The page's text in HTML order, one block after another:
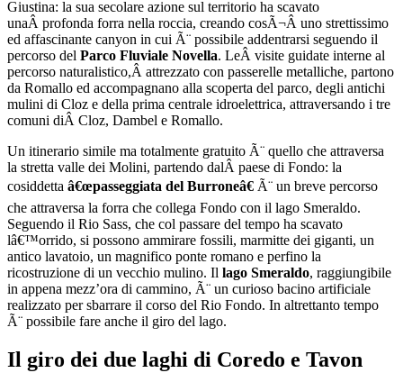
Giustina: la sua secolare azione sul territorio ha scavato
unaÂ profonda forra nella roccia, creando cosÃ¬Â uno strettissimo
ed affascinante canyon in cui Ã¨ possibile addentrarsi seguendo il
percorso del Parco Fluviale Novella. LeÂ visite guidate interne al
percorso naturalistico,Â attrezzato con passerelle metalliche, partono
da Romallo ed accompagnano alla scoperta del parco, degli antichi
mulini di Cloz e della prima centrale idroelettrica, attraversando i tre
comuni diÂ Cloz, Dambel e Romallo.
Un itinerario simile ma totalmente gratuito Ã¨ quello che attraversa
la stretta valle dei Molini, partendo dalÂ paese di Fondo: la
cosiddetta â€œpasseggiata del Burroneâ€ Ã¨ un breve percorso
che attraversa la forra che collega Fondo con il lago Smeraldo.
Seguendo il Rio Sass, che col passare del tempo ha scavato
lâ€™orrido, si possono ammirare fossili, marmitte dei giganti, un
antico lavatoio, un magnifico ponte romano e perfino la
ricostruzione di un vecchio mulino. Il lago Smeraldo, raggiungibile
in appena mezz’ora di cammino, Ã¨ un curioso bacino artificiale
realizzato per sbarrare il corso del Rio Fondo. In altrettanto tempo
Ã¨ possibile fare anche il giro del lago.
Il giro dei due laghi di Coredo e Tavon